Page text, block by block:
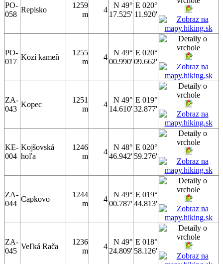
PO-
058
Repisko
1259
m
4
N 49°
17.525'
E 020°
11.920'
PO-
017
Kozí kameň
1255
m
4
N 49°
00.990'
E 020°
09.662'
ZA-
043
Kopec
1251
m
4
N 49°
14.610'
E 019°
32.877'
KE-
004
Kojšovská
hoľa
1246
m
4
N 48°
46.942'
E 020°
59.276'
ZA-
044
Capkovo
1244
m
4
N 49°
00.787'
E 019°
44.813'
ZA-
045
Veľká Rača
1236
m
4
N 49°
24.809'
E 018°
58.126'